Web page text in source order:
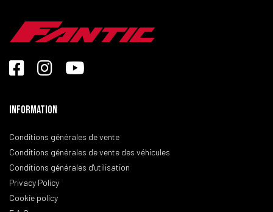
Information
Conditions générales de vente
Conditions générales de vente des véhicules
Conditions générales d'utilisation
Privacy Policy
Cookie policy